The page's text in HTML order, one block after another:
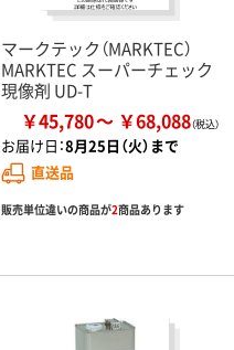
マークテック（MARKTEC）
MARKTEC スーパーチェック
現像剤 UD-T
￥45,780 ￥68,088
お届け日：8月25日（火）まで
直送品
販売単位違いの商品が2商品あります